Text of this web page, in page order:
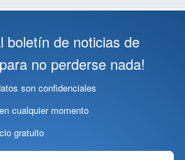
boletín de noticias de
no perderse nada!
son confidenciales
cualquier momento
gratuito